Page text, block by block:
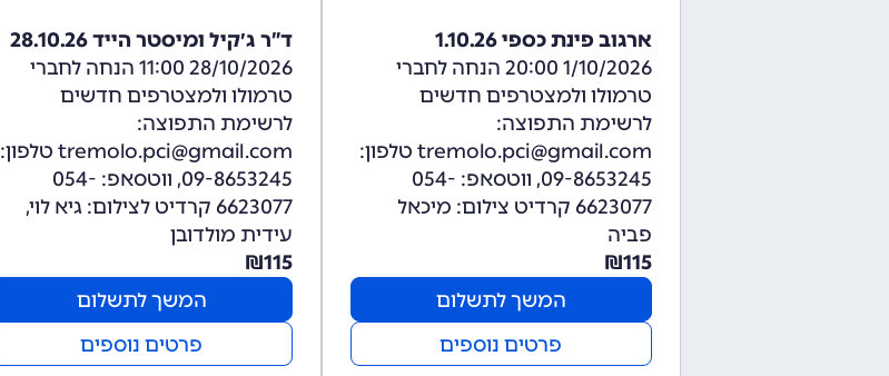
ארגוב פינת כספי 1.10.26
1/10/2026 20:00 הנחה לחברי
טרמולו ולמצטרפים חדשים
לרשימת התפוצה:
tremolo.pci@gmail.com טלפון:
09-8653245, ווטסאפ: 054-
6623077 קרדיט צילום: מיכאל
פביה
115
₪
המשך לתשלום
פרטים נוספים
ד”ר ג׳קיל ומיסטר הייד 28.10.26
28/10/2026 11:00 הנחה לחברי
טרמולו ולמצטרפים חדשים
לרשימת התפוצה:
tremolo.pci@gmail.com טלפון:
09-8653245, ווטסאפ: 054-
6623077 קרדיט לצילום: גיא לוי,
עידית מולדובן
115
₪
המשך לתשלום
פרטים נוספים